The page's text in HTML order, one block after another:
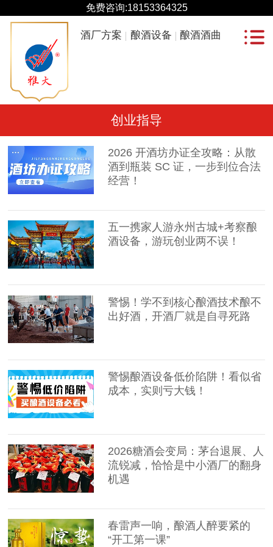
免费咨询:18153364325
酒厂方案 酿酒设备 酿酒酒曲
创业指导
2026 开酒坊办证全攻略：从散
酒到瓶装 SC 证，一步到位合法
经营！
五一携家人游永州古城+考察酿
酒设备，游玩创业两不误！
警惕！学不到核心酿酒技术酿不
出好酒，开酒厂就是自寻死路
警惕酿酒设备低价陷阱！看似省
成本，实则亏大钱！
2026糖酒会变局：茅台退展、人
流锐减，恰恰是中小酒厂的翻身
机遇
春雷声一响，酿酒人醉要紧的
“开工第一课”